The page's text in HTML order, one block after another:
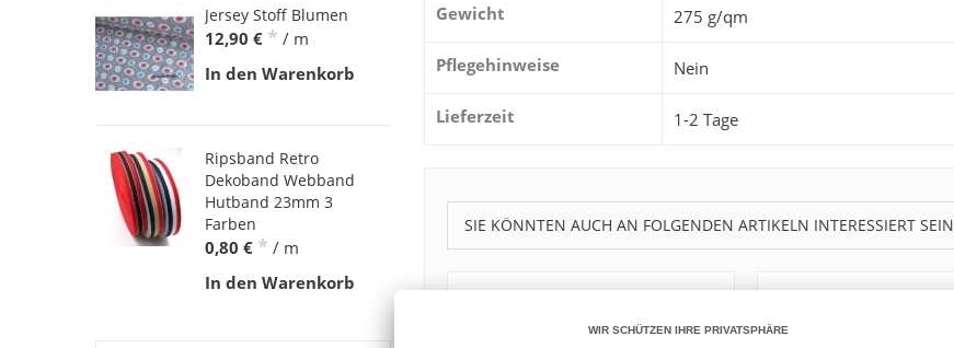
Gewicht 275 g/qm
Pflegehinweise Nein
Lieferzeit 1-2 Tage
SIE KÖNNTEN AUCH AN FOLGENDEN ARTIKELN INTERESSIERT SEIN
Jersey Stoff Blumen
12,90 € * / m
In den Warenkorb
Ripsband Retro
Dekoband Webband
Hutband 23mm 3
Farben
0,80 € * / m
In den Warenkorb